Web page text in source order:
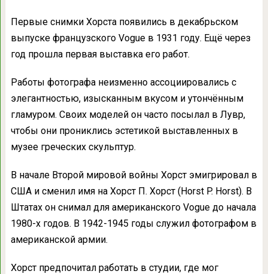
Первые снимки Хорста появились в декабрьском
выпуске французского Vogue в 1931 году. Ещё через
год прошла первая выставка его работ.
Работы фотографа неизменно ассоциировались с
элегантностью, изысканным вкусом и утончённым
гламуром. Своих моделей он часто посылал в Лувр,
чтобы они прониклись эстетикой выставленных в
музее греческих скульптур.
В начале Второй мировой войны Хорст эмигрировал в
США и сменил имя на Хорст П. Хорст (Horst P. Horst). В
Штатах он снимал для американского Vogue до начала
1980-х годов. В 1942-1945 годы служил фотографом в
американской армии.
Хорст предпочитал работать в студии, где мог